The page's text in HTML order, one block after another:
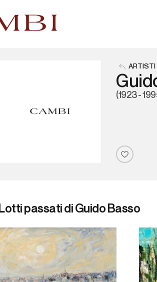
ARTISTI
(1923 -
Lotti passati di Guido Basso